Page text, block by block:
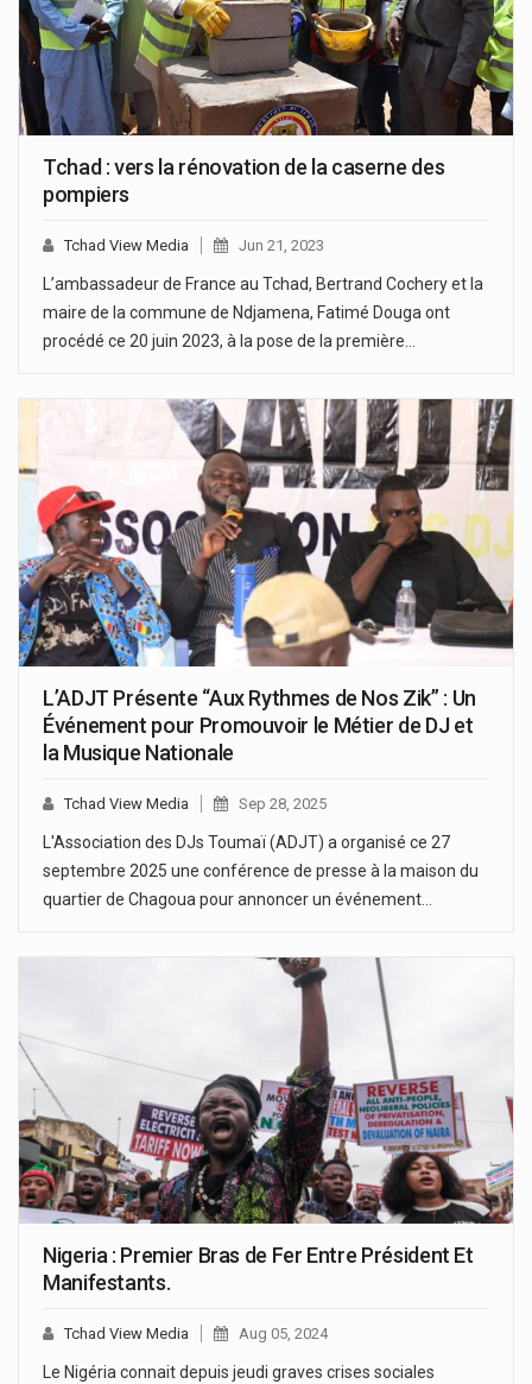
Tchad : vers la rénovation de la caserne des
pompiers
Tchad View Media Jun 21, 2023
L’ambassadeur de France au Tchad, Bertrand Cochery et la
maire de la commune de Ndjamena, Fatimé Douga ont
procédé ce 20 juin 2023, à la pose de la première…
L’ADJT Présente “Aux Rythmes de Nos Zik” : Un
Événement pour Promouvoir le Métier de DJ et
la Musique Nationale
Tchad View Media Sep 28, 2025
L'Association des DJs Toumaï (ADJT) a organisé ce 27
septembre 2025 une conférence de presse à la maison du
quartier de Chagoua pour annoncer un événement…
Nigeria : Premier Bras de Fer Entre Président Et
Manifestants.
Tchad View Media Aug 05, 2024
Le Nigéria connait depuis jeudi graves crises sociales